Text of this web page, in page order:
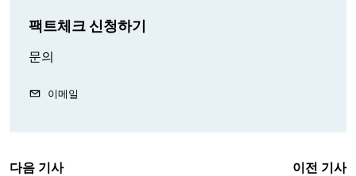
팩트체크 신청하기
문의
이메일
다음 기사 이전 기사